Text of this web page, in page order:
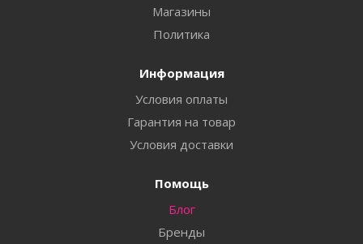
Магазины
Политика
Информация
Условия оплаты
Гарантия на товар
Условия доставки
Помощь
Блог
Бренды